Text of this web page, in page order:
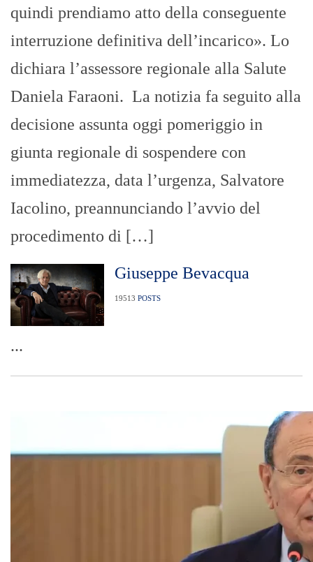
quindi prendiamo atto della conseguente
interruzione definitiva dell’incarico». Lo
dichiara l’assessore regionale alla Salute
Daniela Faraoni. La notizia fa seguito alla
decisione assunta oggi pomeriggio in
giunta regionale di sospendere con
immediatezza, data l’urgenza, Salvatore
Iacolino, preannunciando l’avvio del
procedimento di […]
Giuseppe Bevacqua
19513 POSTS
...